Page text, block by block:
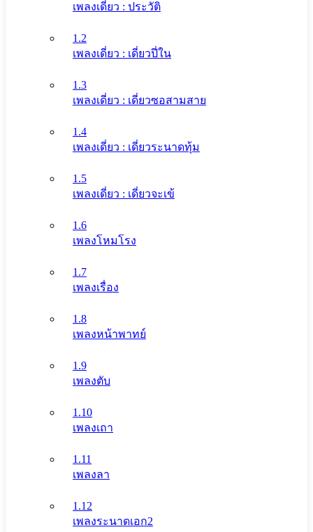
เพลงเดี่ยว : ประวัติ
1.2
เพลงเดี่ยว : เดี่ยวปี่ใน
1.3
เพลงเดี่ยว : เดี่ยวซอสามสาย
1.4
เพลงเดี่ยว : เดี่ยวระนาดทุ้ม
1.5
เพลงเดี่ยว : เดี่ยวจะเข้
1.6
เพลงโหมโรง
1.7
เพลงเรื่อง
1.8
เพลงหน้าพาทย์
1.9
เพลงตับ
1.10
เพลงเถา
1.11
เพลงลา
1.12
เพลงระนาดเอก2